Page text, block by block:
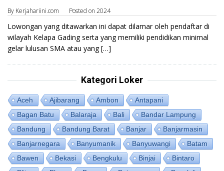
By Kerjahariini.com Posted on 2024
Lowongan yang ditawarkan ini dapat dilamar oleh pendaftar di
wilayah Kelapa Gading serta yang memiliki pendidikan minimal
gelar lulusan SMA atau yang […]
Kategori Loker
Aceh Ajibarang Ambon
Antapani
Bagan Batu
Balaraja Bali
Bandar Lampung
Bandung
Bandung Barat Banjar
Banjarmasin
Banjarnegara
Banyumanik Banyuwangi
Batam
Bawen
Bekasi Bengkulu Binjai
Bintaro